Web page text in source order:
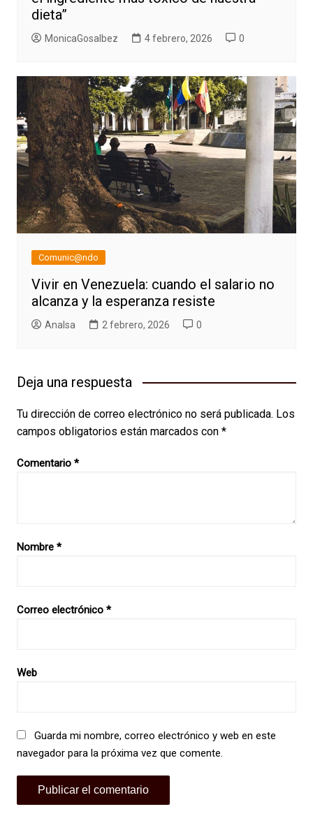
dieta”
MonicaGosalbez 4 febrero, 2026 0
Comunic@ndo
Vivir en Venezuela: cuando el salario no
alcanza y la esperanza resiste
AnaIsa 2 febrero, 2026 0
Deja una respuesta
Tu dirección de correo electrónico no será publicada. Los
campos obligatorios están marcados con *
Comentario *
Nombre *
Correo electrónico *
Web
Guarda mi nombre, correo electrónico y web en este
navegador para la próxima vez que comente.